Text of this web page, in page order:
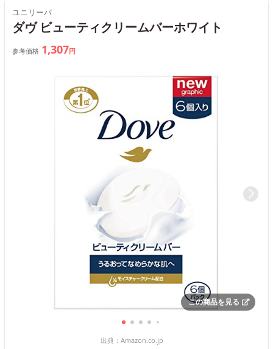
ユニリーバ
ダヴ ビューティクリームバーホワイト
参考価格 1,307円
この商品を見る
出典： Amazon.co.jp